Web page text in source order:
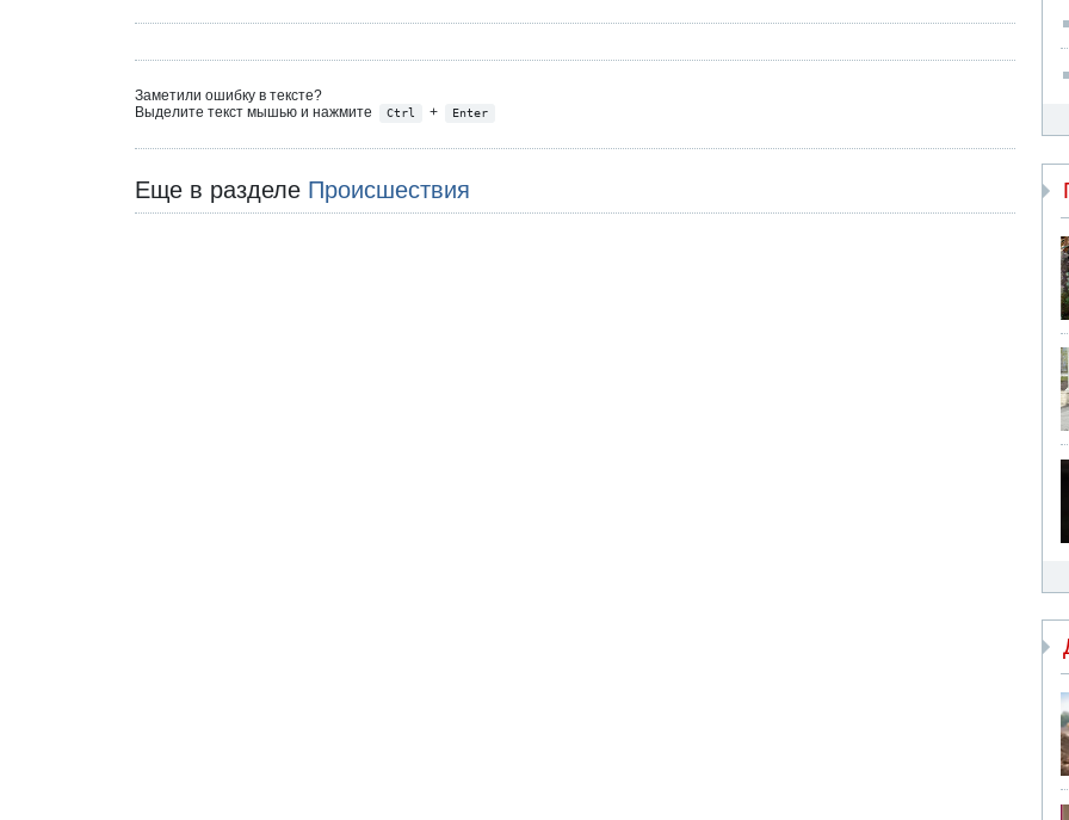
Заметили ошибку в тексте?
Выделите текст мышью и нажмите
Ctrl + Enter
Еще в разделе Происшествия